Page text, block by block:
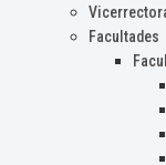
Facultades